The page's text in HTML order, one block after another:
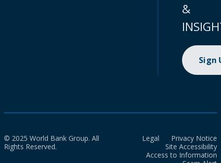
&
Sign
© 2025 World Bank Group. All
Rights Reserved.
Legal
Privacy Notice
Site Accessibility
Access to Information